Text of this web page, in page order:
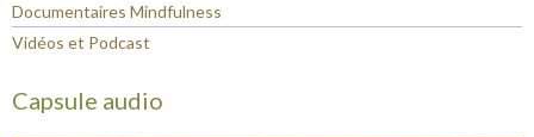
Documentaires Mindfulness
Vidéos et Podcast
Capsule audio